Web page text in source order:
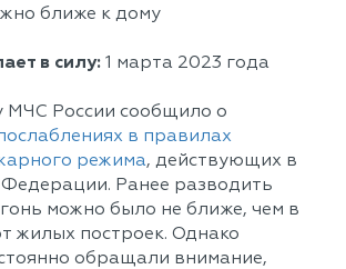
ближе к дому
в силу: 1 марта 2023 года
МЧС России сообщило о
в правилах
режима, действующих в
Федерации. Ранее разводить
можно было не ближе, чем в
жилых построек. Однако
обращали внимание,